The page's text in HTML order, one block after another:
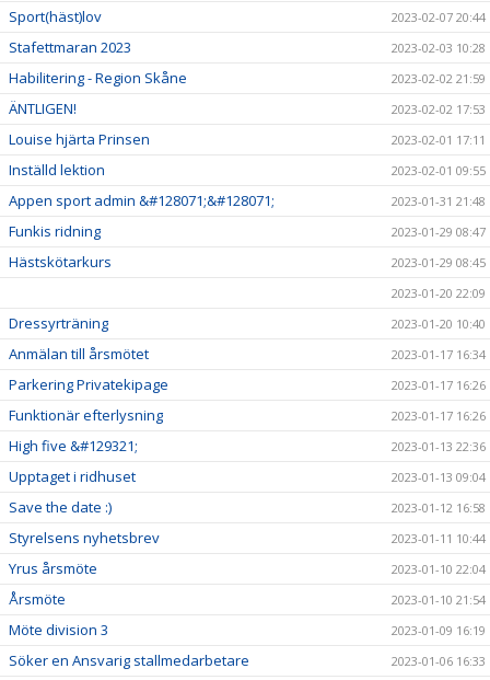
Sport(häst)lov 2023-02-07 20:44
Stafettmaran 2023 2023-02-03 10:28
Habilitering - Region Skåne 2023-02-02 21:59
ÄNTLIGEN! 2023-02-02 17:53
Louise hjärta Prinsen 2023-02-01 17:11
Inställd lektion 2023-02-01 09:55
Appen sport admin &#128071;&#128071; 2023-01-31 21:48
Funkis ridning 2023-01-29 08:47
Hästskötarkurs
2023-01-29 08:45
2023-01-20 22:09
Dressyrträning 2023-01-20 10:40
Anmälan till årsmötet 2023-01-17 16:34
Parkering Privatekipage 2023-01-17 16:26
Funktionär efterlysning 2023-01-17 16:26
High five &#129321; 2023-01-13 22:36
Upptaget i ridhuset 2023-01-13 09:04
Save the date :) 2023-01-12 16:58
Styrelsens nyhetsbrev 2023-01-11 10:44
Yrus årsmöte 2023-01-10 22:04
Årsmöte 2023-01-10 21:54
Möte division 3 2023-01-09 16:19
Söker en Ansvarig stallmedarbetare 2023-01-06 16:33